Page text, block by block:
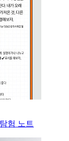
험 노트